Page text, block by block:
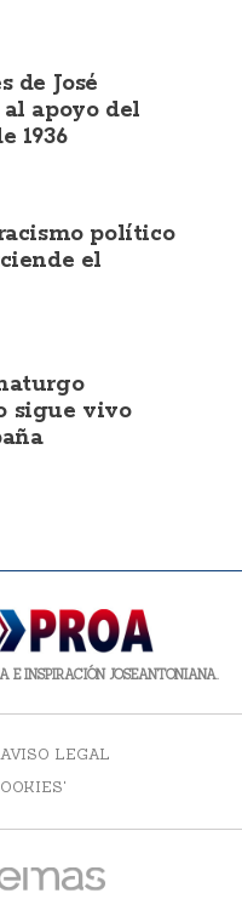
de José
apoyo del
1936
político
el
sigue vivo
E INSPIRACIÓN JOSEANTONIANA.
AVISO LEGAL